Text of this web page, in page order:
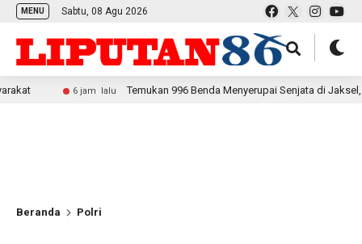
MENU Sabtu, 08 Agu 2026
6 jam lalu Temukan 996 Benda Menyerupai Senjata di Jaksel, Polda
Beranda Polri